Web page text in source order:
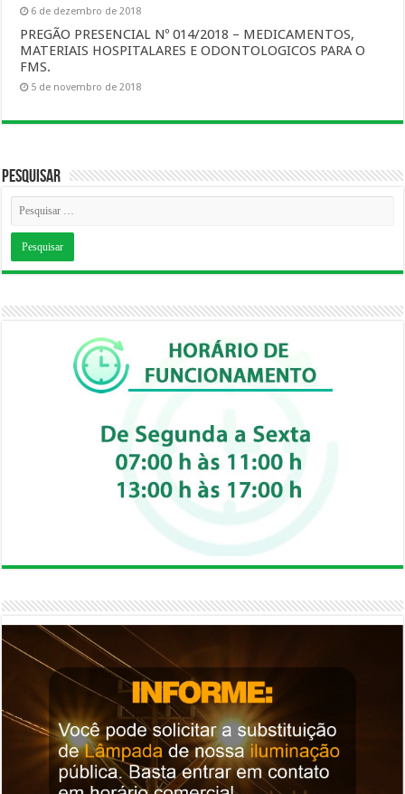
6 de dezembro de 2018
PREGÃO PRESENCIAL Nº 014/2018 – MEDICAMENTOS,
MATERIAIS HOSPITALARES E ODONTOLOGICOS PARA O
FMS.
5 de novembro de 2018
Pesquisar